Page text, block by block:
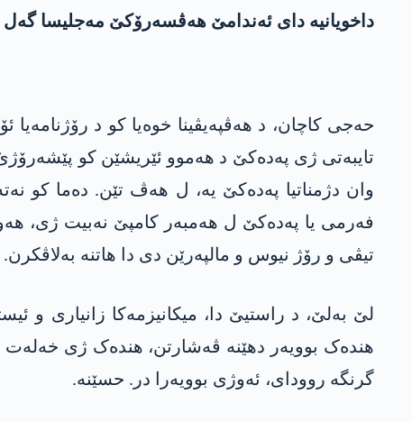
داخویانیە دای ئەندامێ ھەڤسەرۆکێ مەجلیسا
حەجی کاچان، د ھەڤپەیڤینا خوەیا کو د رۆژنامەیا
تایبەتی ژی پەدەکێ د ھەموو ئێریشێن کو
وان دژمناتیا پەدەکێ یە، ل ھەڤ تێن. دەما کو
فەرمی یا پەدەکێ ل ھەمبەر کامپێ نەبیت ژی،
تیڤی و رۆژ نیوس و مالپەرێن دی دا ھاتنە بەلاڤکرن.
لێ بەلێ، د راستیێ دا، میکانیزمەکا زانیاری و
ھندەک بوویەر دهێنە ڤەشارتن، ھندەک ژی خەلەت
گرنگە روودای، ئەوژی بوویەرا در. حسێنە.